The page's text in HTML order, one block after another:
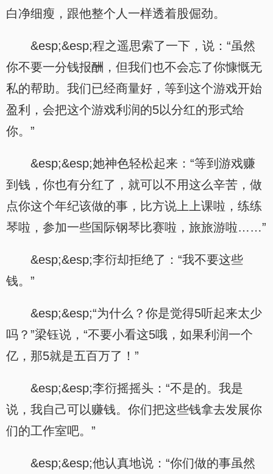
白净细瘦，跟他整个人一样透着股倔劲。
&esp;&esp;程之遥思索了一下，说：“虽然
你不要一分钱报酬，但我们也不会忘了你慷慨无
私的帮助。我们已经商量好，等到这个游戏开始
盈利，会把这个游戏利润的5以分红的形式给
你。”
&esp;&esp;她神色轻松起来：“等到游戏赚
到钱，你也有分红了，就可以不用这么辛苦，做
点你这个年纪该做的事，比方说上上课啦，练练
琴啦，参加一些国际钢琴比赛啦，旅旅游啦……”
&esp;&esp;李衍却拒绝了：“我不要这些
钱。”
&esp;&esp;“为什么？你是觉得5听起来太少
吗？”梁钰说，“不要小看这5哦，如果利润一个
亿，那5就是五百万了！”
&esp;&esp;李衍摇摇头：“不是的。我是
说，我自己可以赚钱。你们把这些钱拿去发展你
们的工作室吧。”
&esp;&esp;他认真地说：“你们做的事虽然